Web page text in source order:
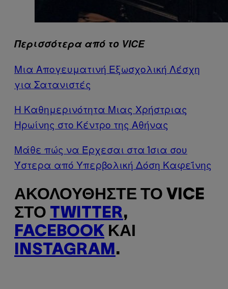
Περισσότερα από το VICE
Mια Απογευματινή Εξωσχολική Λέσχη
για Σατανιστές
Η Καθημερινότητα Μιας Χρήστριας
Ηρωίνης στο Κέντρο της Αθήνας
Μάθε πώς να Έρχεσαι στα Ίσια σου
Ύστερα από Υπερβολική Δόση Καφεΐνης
ΑΚΟΛΟΥΘΉΣΤΕ ΤΟ VICE
ΣΤΟ TWITTER,
FACEBOOK ΚΑΙ
INSTAGRAM .